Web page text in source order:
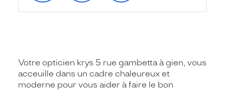
Votre opticien krys 5 rue gambetta à gien, vous
acceuille dans un cadre chaleureux et
moderne pour vous aider à faire le bon